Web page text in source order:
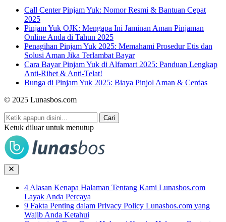
Call Center Pinjam Yuk: Nomor Resmi & Bantuan Cepat
2025
Pinjam Yuk OJK: Mengapa Ini Jaminan Aman Pinjaman
Online Anda di Tahun 2025
Penagihan Pinjam Yuk 2025: Memahami Prosedur Etis dan
Solusi Aman Jika Terlambat Bayar
Cara Bayar Pinjam Yuk di Alfamart 2025: Panduan Lengkap
Anti-Ribet & Anti-Telat!
Bunga di Pinjam Yuk 2025: Biaya Pinjol Aman & Cerdas
© 2025 Lunasbos.com
Cari
Ketuk diluar untuk menutup
4 Alasan Kenapa Halaman Tentang Kami Lunasbos.com
Layak Anda Percaya
9 Fakta Penting dalam Privacy Policy Lunasbos.com yang
Wajib Anda Ketahui